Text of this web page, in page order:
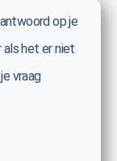
op je
als het er niet
vraag